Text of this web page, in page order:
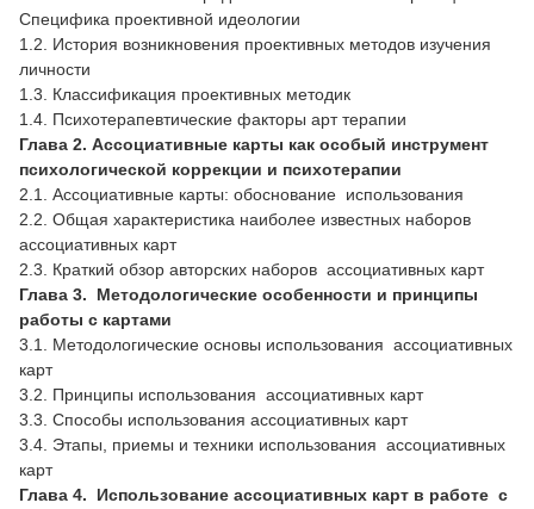
Специфика проективной идеологии
1.2. История возникновения проективных методов изучения
личности
1.3. Классификация проективных методик
1.4. Психотерапевтические факторы арт терапии
Глава 2. Ассоциативные карты как особый инструмент
психологической коррекции и психотерапии
2.1. Ассоциативные карты: обоснование использования
2.2. Общая характеристика наиболее известных наборов
ассоциативных карт
2.3. Краткий обзор авторских наборов ассоциативных карт
Глава 3. Методологические особенности и принципы
работы с картами
3.1. Методологические основы использования ассоциативных
карт
3.2. Принципы использования ассоциативных карт
3.3. Способы использования ассоциативных карт
3.4. Этапы, приемы и техники использования ассоциативных
карт
Глава 4. Использование ассоциативных карт в работе с